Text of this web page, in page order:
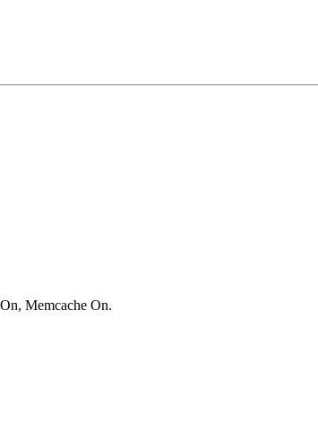
Memcache On.